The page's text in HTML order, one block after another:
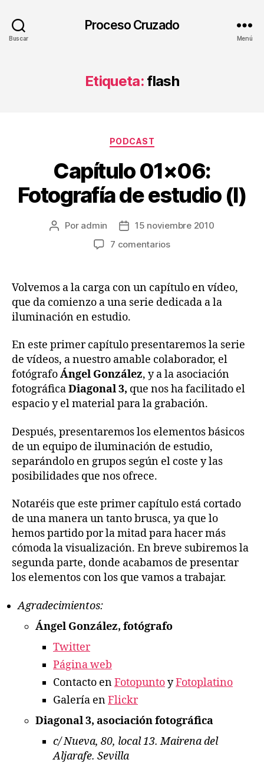
Buscar
Proceso Cruzado
Menú
Etiqueta: flash
Categorías
PODCAST
Capítulo 01×06:
Fotografía de estudio (I)
Autor
Por admin
Fecha15 noviembre 2010
7 comentariosen
Fotografía
de
estudio
Volvemos a la carga con un capítulo en vídeo,
que da comienzo a una serie dedicada a la
iluminación en estudio.
En este primer capítulo presentaremos la serie
de vídeos, a nuestro amable colaborador, el
fotógrafoÁngel González, y a la asociación
fotográficaDiagonal 3, que nos ha facilitado el
espacio y el material para la grabación.
Después, presentaremos los elementos básicos
de un equipo de iluminación de estudio,
separándolo en grupos según el coste y las
posibilidades que nos ofrece.
Notaréis que este primer capítulo está cortado
de una manera un tanto brusca, ya que lo
hemos partido por la mitad para hacer más
cómoda la visualización. En breve subiremos la
segunda parte, donde acabamos de presentar
los elementos con los que vamos a trabajar.
Agradecimientos:
Ángel González, fotógrafo
Twitter
Página web
Contacto enFotopuntoyFotoplatino
Galería enFlickr
Diagonal 3, asociación fotográfica
c/ Nueva, 80, local 13. Mairena del
Aljarafe. Sevilla